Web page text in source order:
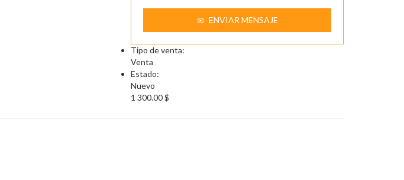
ENVIAR MENSAJE
Tipo de venta:
Venta
Estado:
Nuevo
1 300.00 $